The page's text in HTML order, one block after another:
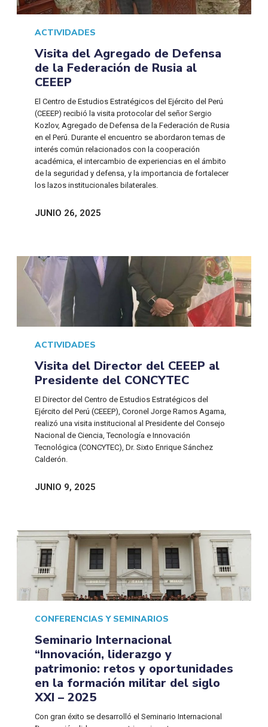
ACTIVIDADES
Visita del Agregado de Defensa
de la Federación de Rusia al
CEEEP
El Centro de Estudios Estratégicos del Ejército del Perú
(CEEEP) recibió la visita protocolar del señor Sergio
Kozlov, Agregado de Defensa de la Federación de Rusia
en el Perú. Durante el encuentro se abordaron temas de
interés común relacionados con la cooperación
académica, el intercambio de experiencias en el ámbito
de la seguridad y defensa, y la importancia de fortalecer
los lazos institucionales bilaterales.
JUNIO 26, 2025
ACTIVIDADES
Visita del Director del CEEEP al
Presidente del CONCYTEC
El Director del Centro de Estudios Estratégicos del
Ejército del Perú (CEEEP), Coronel Jorge Ramos Agama,
realizó una visita institucional al Presidente del Consejo
Nacional de Ciencia, Tecnología e Innovación
Tecnológica (CONCYTEC), Dr. Sixto Enrique Sánchez
Calderón.
JUNIO 9, 2025
CONFERENCIAS Y SEMINARIOS
Seminario Internacional
“Innovación, liderazgo y
patrimonio: retos y oportunidades
en la formación militar del siglo
XXI – 2025
Con gran éxito se desarrolló el Seminario Internacional